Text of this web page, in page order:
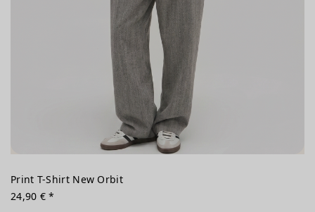
Print T-Shirt New Orbit
24,90 € *